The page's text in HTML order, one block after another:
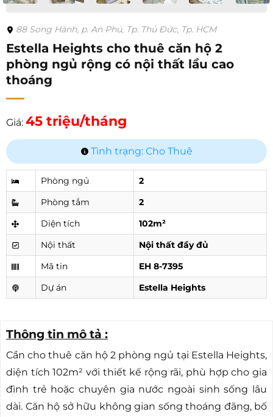
88 Song Hành, p. An Phú, Tp. Thủ Đức, Tp. HCM
Estella Heights cho thuê căn hộ 2
phòng ngủ rộng có nội thất lầu cao
thoáng
Giá: 45 triệu/tháng
Tình trạng: Cho Thuê
Phòng ngủ
2
Phòng tắm
2
Diện tích
102m²
Nội thất
Nội thất đầy đủ
Mã tin
EH 8-7395
Dự án
Estella Heights
Thông tin mô tả :
Cần cho thuê căn hộ 2 phòng ngủ tại Estella Heights,
diện tích 102m² với thiết kế rộng rãi, phù hợp cho gia
đình trẻ hoặc chuyên gia nước ngoài sinh sống lâu
dài. Căn hộ sở hữu không gian sống thoáng đãng, bố